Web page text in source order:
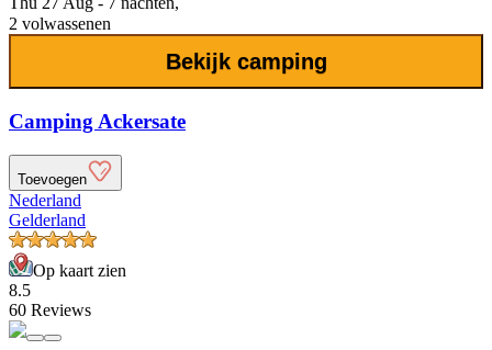
2 volwassenen
Bekijk camping
Camping Ackersate
Toevoegen
Nederland
Gelderland
Op kaart zien
8.5
60 Reviews